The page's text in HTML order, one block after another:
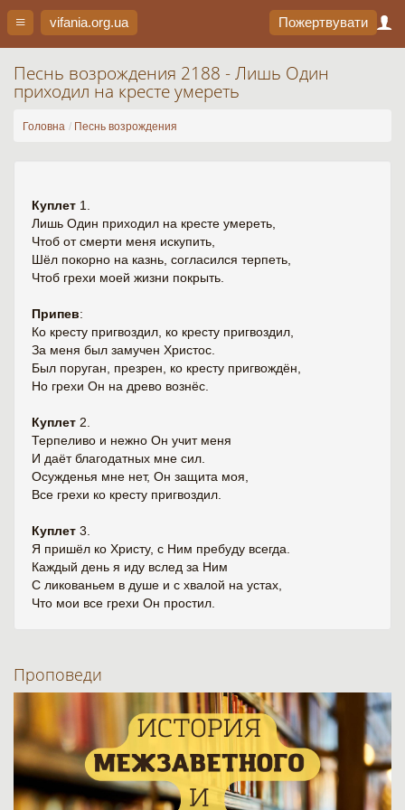
vifania.org.ua Пожертвувати
Песнь возрождения 2188 - Лишь Один
приходил на кресте умереть
Головна Песнь возрождения
Куплет 1.
Лишь Один приходил на кресте умереть,
Чтоб от смерти меня искупить,
Шёл покорно на казнь, согласился терпеть,
Чтоб грехи моей жизни покрыть.
Припев:
Ко кресту пригвоздил, ко кресту пригвоздил,
За меня был замучен Христос.
Был поруган, презрен, ко кресту пригвождён,
Но грехи Он на древо вознёс.
Куплет 2.
Терпеливо и нежно Он учит меня
И даёт благодатных мне сил.
Осужденья мне нет, Он защита моя,
Все грехи ко кресту пригвоздил.
Куплет 3.
Я пришёл ко Христу, с Ним пребуду всегда.
Каждый день я иду вслед за Ним
С ликованьем в душе и с хвалой на устах,
Что мои все грехи Он простил.
Проповеди